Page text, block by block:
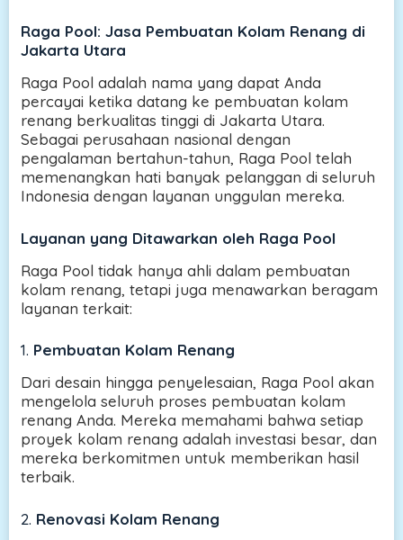
Raga Pool: Jasa Pembuatan Kolam Renang di
Jakarta Utara
Raga Pool adalah nama yang dapat Anda
percayai ketika datang ke pembuatan kolam
renang berkualitas tinggi di Jakarta Utara.
Sebagai perusahaan nasional dengan
pengalaman bertahun-tahun, Raga Pool telah
memenangkan hati banyak pelanggan di seluruh
Indonesia dengan layanan unggulan mereka.
Layanan yang Ditawarkan oleh Raga Pool
Raga Pool tidak hanya ahli dalam pembuatan
kolam renang, tetapi juga menawarkan beragam
layanan terkait:
1. Pembuatan Kolam Renang
Dari desain hingga penyelesaian, Raga Pool akan
mengelola seluruh proses pembuatan kolam
renang Anda. Mereka memahami bahwa setiap
proyek kolam renang adalah investasi besar, dan
mereka berkomitmen untuk memberikan hasil
terbaik.
2. Renovasi Kolam Renang